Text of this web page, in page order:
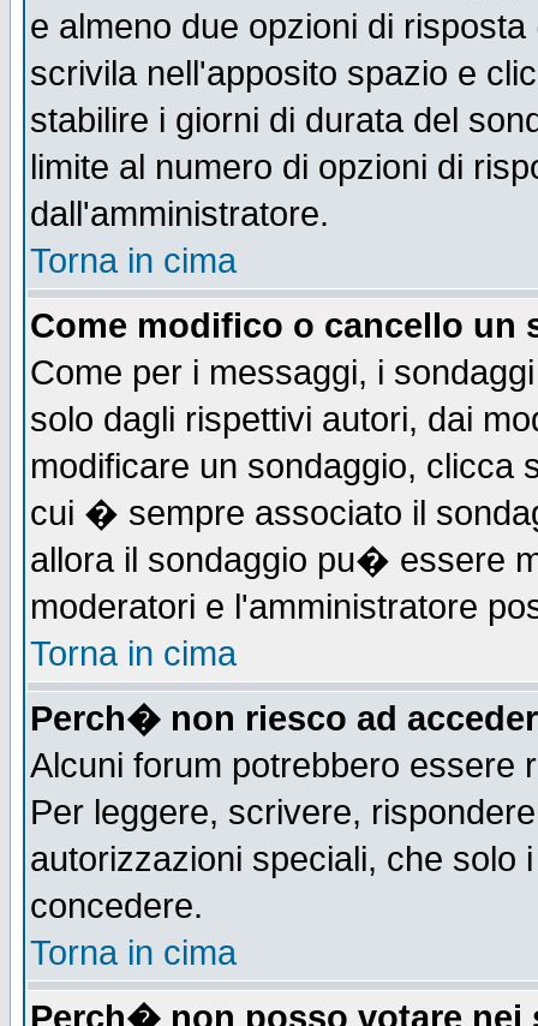
e almeno due opzioni di
scrivila nell'apposito spazio e
stabilire i giorni di durata del
limite al numero di opzioni di
dall'amministratore.
Torna in cima
Come modifico o cancello un
Come per i messaggi, i
solo dagli rispettivi autori, dai
modificare un sondaggio, clicca
cui � sempre associato il
allora il sondaggio pu� essere
moderatori e l'amministratore
Torna in cima
Perch� non riesco ad
Alcuni forum potrebbero essere
Per leggere, scrivere,
autorizzazioni speciali, che solo
concedere.
Torna in cima
Perch� non posso votare nei